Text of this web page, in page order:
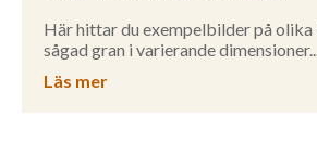
Här hittar du exempelbilder på
sågad gran i varierande dimensioner....
Läs mer